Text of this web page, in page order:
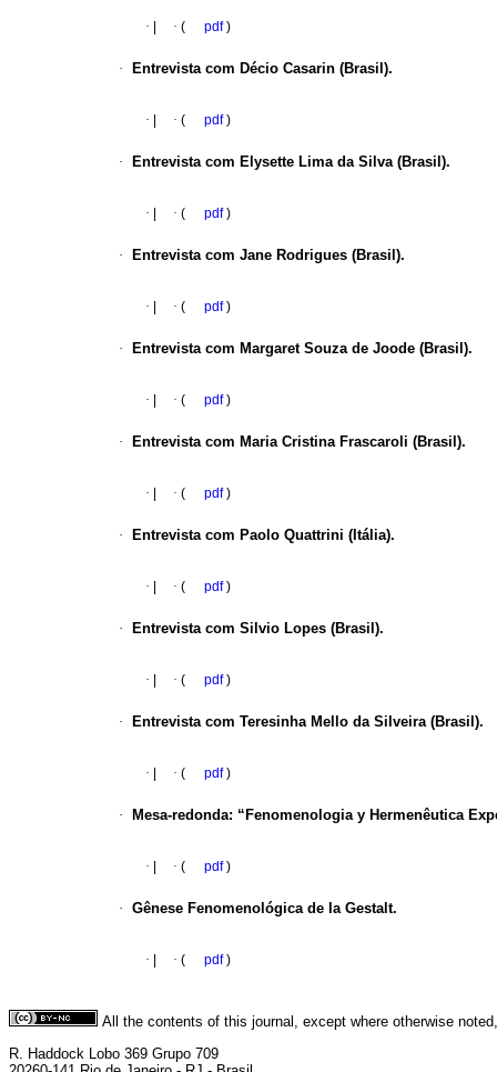
· · ( pdf)
· Entrevista com Décio Casarin (Brasil).
· · ( pdf)
· Entrevista com Elysette Lima da Silva(Brasil).
· · ( pdf)
· Entrevista com Jane Rodrigues (Brasil).
· · ( pdf)
· Entrevista com Margaret Souza de Joode (Brasil).
· · ( pdf)
· Entrevista com Maria Cristina Frascaroli (Brasil).
· · ( pdf)
· Entrevista com Paolo Quattrini (Itália).
· · ( pdf)
· Entrevista com Silvio Lopes (Brasil).
· · ( pdf)
· Entrevista com Teresinha Mello da Silveira(Brasil).
· · ( pdf)
· Mesa-redonda: “Fenomenologia y Hermenêutica
· · ( pdf)
· Gênese Fenomenológica de la Gestalt.
· · ( pdf)
All the contents of this journal, except where otherwise
R. Haddock Lobo 369 Grupo 709